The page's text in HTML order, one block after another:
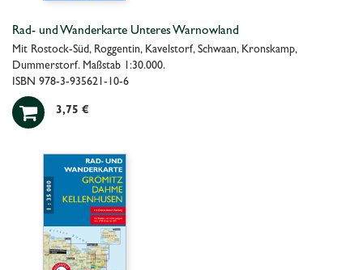
Rad- und Wanderkarte Unteres Warnowland
Mit Rostock-Süd, Roggentin, Kavelstorf, Schwaan, Kronskamp,
Dummerstorf. Maßstab 1:30.000.
ISBN 978-3-935621-10-6
 3,75 €